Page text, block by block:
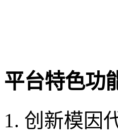
平台特色功
1. 创新模因